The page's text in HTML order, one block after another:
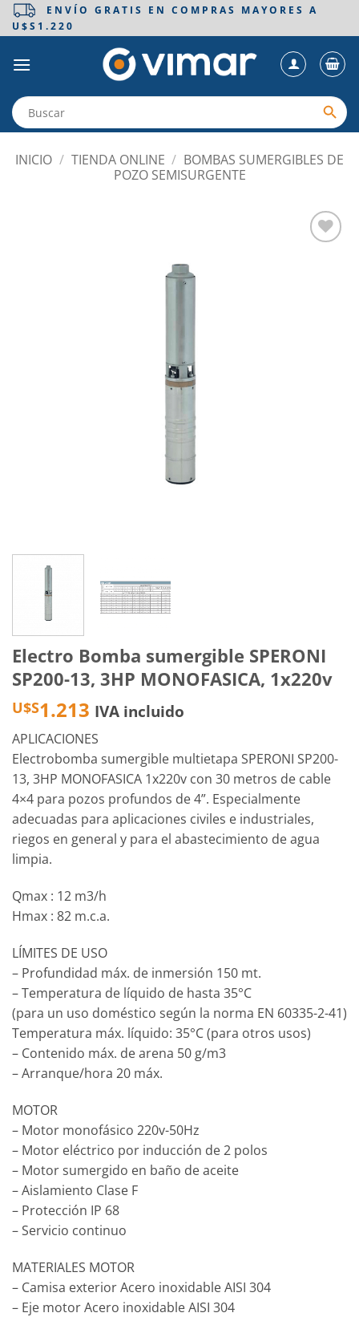
Saltar
ENVÍO GRATIS EN COMPRAS MAYORES A
U$S1.220
INICIO / TIENDA ONLINE / BOMBAS SUMERGIBLES DE
POZO SEMISURGENTE
Electro Bomba sumergible SPERONI
SP200-13, 3HP MONOFASICA, 1x220v
U$S1.213 IVA incluido
APLICACIONES
Electrobomba sumergible multietapa SPERONI SP200-
13, 3HP MONOFASICA 1x220v con 30 metros de cable
4×4 para pozos profundos de 4”. Especialmente
adecuadas para aplicaciones civiles e industriales,
riegos en general y para el abastecimiento de agua
limpia.
Qmax : 12 m3/h
Hmax : 82 m.c.a.
LÍMITES DE USO
– Profundidad máx. de inmersión 150 mt.
– Temperatura de líquido de hasta 35°C
(para un uso doméstico según la norma EN 60335-2-41)
Temperatura máx. líquido: 35°C (para otros usos)
– Contenido máx. de arena 50 g/m3
– Arranque/hora 20 máx.
MOTOR
– Motor monofásico 220v-50Hz
– Motor eléctrico por inducción de 2 polos
– Motor sumergido en baño de aceite
– Aislamiento Clase F
– Protección IP 68
– Servicio continuo
MATERIALES MOTOR
– Camisa exterior Acero inoxidable AISI 304
– Eje motor Acero inoxidable AISI 304